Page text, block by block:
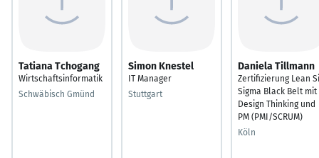
Tatiana Tchogang
Wirtschaftsinformatik
Schwäbisch Gmünd
Simon Knestel
IT Manager
Stuttgart
Daniela Tillmann
Zertifizierung Lean
Sigma Black Belt mit
Design Thinking und
PM (PMI/SCRUM)
Köln